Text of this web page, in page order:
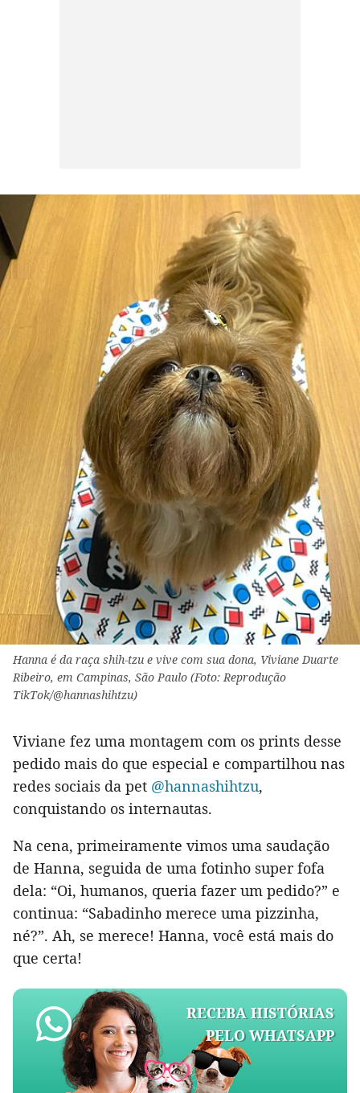
Hanna é da raça shih-tzu e vive com sua dona, Viviane Duarte
Ribeiro, em Campinas, São Paulo (Foto: Reprodução
TikTok/@hannashihtzu)
Viviane fez uma montagem com os prints desse
pedido mais do que especial e compartilhou nas
redes sociais da pet @hannashihtzu,
conquistando os internautas.
Na cena, primeiramente vimos uma saudação
de Hanna, seguida de uma fotinho super fofa
dela: “Oi, humanos, queria fazer um pedido?” e
continua: “Sabadinho merece uma pizzinha,
né?”. Ah, se merece! Hanna, você está mais do
que certa!
RECEBA HISTÓRIAS
PELO WHATSAPP